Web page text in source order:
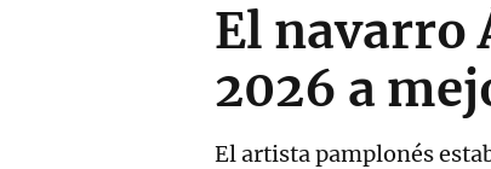
El navarro
2026 a
El artista pamplonés